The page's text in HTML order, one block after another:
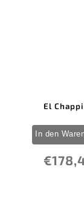
El
In den